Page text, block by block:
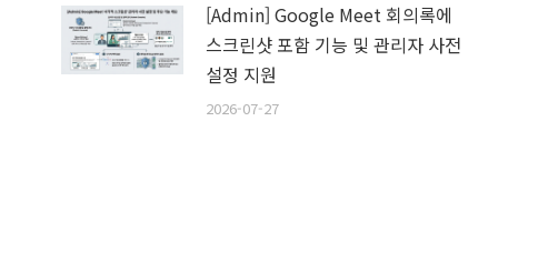
[Admin] Google Meet 회의록에
스크린샷 포함 기능 및 관리자 사전
설정 지원
2026-07-27